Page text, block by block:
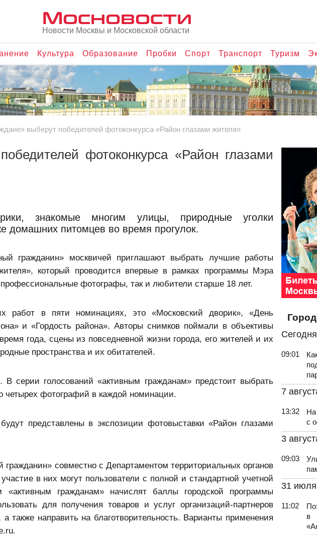
Мосновости
Новости Москвы и Московской области
Культура Образование Пробки Спорт Транспорт Туризм
выберут победителей фотоконкурса «Район глазами жителя»
фотоконкурса «Район глазами
знакомые многим улицы, природные уголки
домашних питомцев во время прогулок.
гражданин» москвичей приглашают выбрать лучшие работы
который проводится впервые в рамках программы Мэра
фотографы, так и любители старше 18 лет.
работ в пяти номинациях, это «Московский дворик», «День
и «Гордость района». Авторы снимков поймали в объективы
года, сцены из повседневной жизни города, его жителей и их
пространства и их обитателей.
серии голосований «активным гражданам» предстоит выбрать
четырех фотографий в каждой номинации.
представлены в экспозиции фотовыставки «Район глазами
гражданин» совместно с Департаментом территориальных органов
в них могут пользователи с полной и стандартной учетной
гражданам» начислят баллы городской программы
для получения товаров и услуг организаций-партнеров
также направить на благотворительность. Варианты применения
Сегодня
09:01
7
13:32
На
с
3
09:03
31 июля
11:02
в